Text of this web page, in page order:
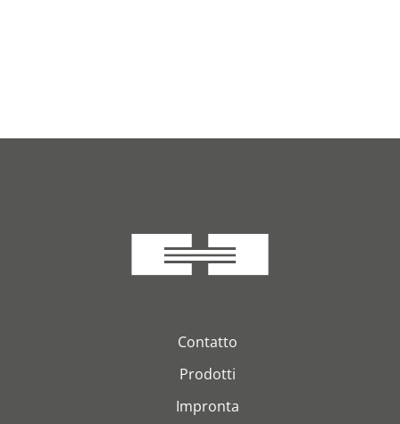
Contatto
Prodotti
Impronta